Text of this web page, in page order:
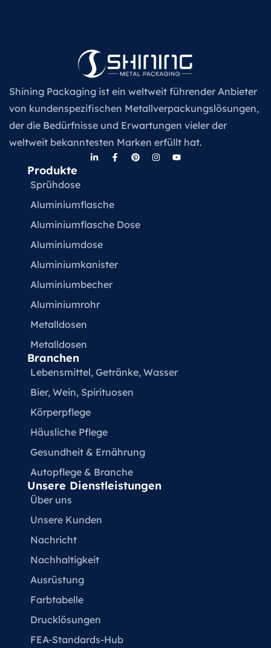
Shining Packaging ist ein weltweit führender Anbieter
von kundenspezifischen Metallverpackungslösungen,
der die Bedürfnisse und Erwartungen vieler der
weltweit bekanntesten Marken erfüllt hat.
Produkte
Sprühdose
Aluminiumflasche
Aluminiumflasche Dose
Aluminiumdose
Aluminiumkanister
Aluminiumbecher
Aluminiumrohr
Metalldosen
Metalldosen
Branchen
Lebensmittel, Getränke, Wasser
Bier, Wein, Spirituosen
Körperpflege
Häusliche Pflege
Gesundheit & Ernährung
Autopflege & Branche
Unsere Dienstleistungen
Über uns
Unsere Kunden
Nachricht
Nachhaltigkeit
Ausrüstung
Farbtabelle
Drucklösungen
FEA-Standards-Hub